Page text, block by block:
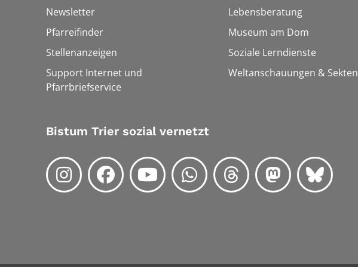
Newsletter
Pfarreifinder
Stellenanzeigen
Support Internet und
Pfarrbriefservice
Lebensberatung
Museum am Dom
Soziale Lerndienste
Weltanschauungen & Sekten
Bistum Trier sozial vernetzt